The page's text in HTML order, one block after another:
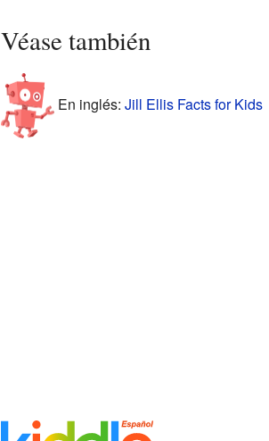
Véase también
En inglés: Jill Ellis Facts for Kids